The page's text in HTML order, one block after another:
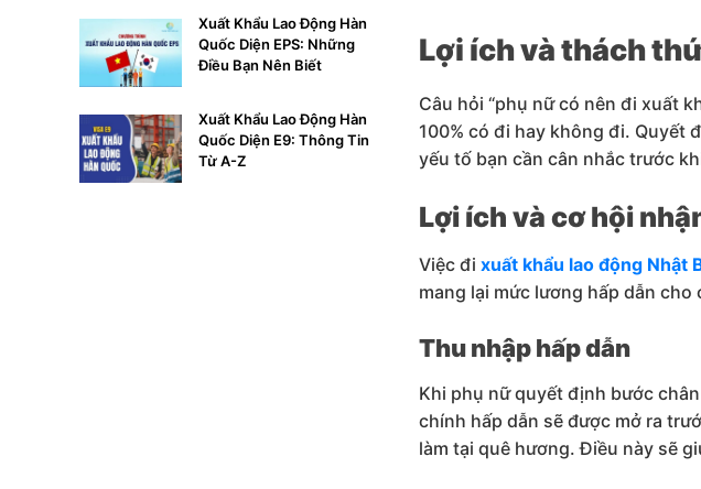
Xuất Khẩu Lao Động Hàn
Quốc Diện EPS: Những
Điều Bạn Nên Biết
Xuất Khẩu Lao Động Hàn
Quốc Diện E9: Thông Tin
Từ A-Z
Lợi ích và thách
Câu hỏi “phụ nữ có nên đi xuất
100% có đi hay không đi. Quyết
yếu tố bạn cần cân nhắc trước
Lợi ích và cơ hội
Việc đi xuất khẩu lao động Nhật
mang lại mức lương hấp dẫn cho
Thu nhập hấp dẫn
Khi phụ nữ quyết định bước
chính hấp dẫn sẽ được mở ra
làm tại quê hương. Điều này sẽ